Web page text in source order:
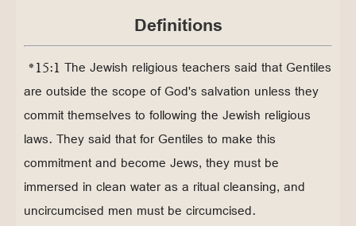
Definitions
*15:1 The Jewish religious teachers said that Gentiles
are outside the scope of God's salvation unless they
commit themselves to following the Jewish religious
laws. They said that for Gentiles to make this
commitment and become Jews, they must be
immersed in clean water as a ritual cleansing, and
uncircumcised men must be circumcised.